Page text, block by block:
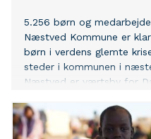
5.256 børn og
Næstved Kommune er
børn i verdens glemte
steder i kommunen i
Næstved er værtsby for